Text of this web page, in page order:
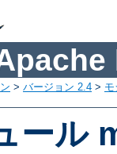
> バージョン 2.4 >
ール